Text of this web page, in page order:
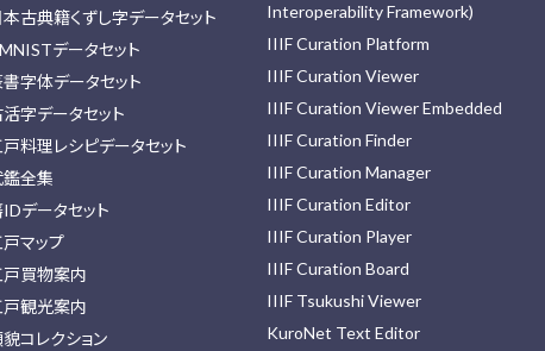
古典籍くずし字データセット
データセット
字体データセット
字データセット
料理レシピデータセット
鑑全集
データセット
マップ
戸買物案内
戸観光案内
コレクション
Interoperability Framework)
IIIF Curation Platform
IIIF Curation Viewer
IIIF Curation Viewer Embedded
IIIF Curation Finder
IIIF Curation Manager
IIIF Curation Editor
IIIF Curation Player
IIIF Curation Board
IIIF Tsukushi Viewer
KuroNet Text Editor